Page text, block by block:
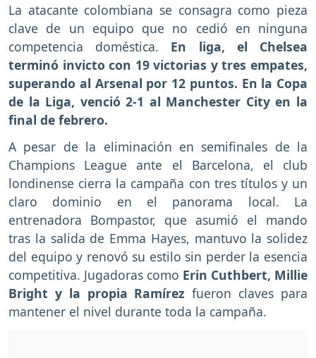
La atacante colombiana se consagra como pieza
clave de un equipo que no cedió en ninguna
competencia doméstica. En liga, el Chelsea
terminó invicto con 19 victorias y tres empates,
superando al Arsenal por 12 puntos. En la Copa
de la Liga, venció 2-1 al Manchester City en la
final de febrero.
A pesar de la eliminación en semifinales de la
Champions League ante el Barcelona, el club
londinense cierra la campaña con tres títulos y un
claro dominio en el panorama local. La
entrenadora Bompastor, que asumió el mando
tras la salida de Emma Hayes, mantuvo la solidez
del equipo y renovó su estilo sin perder la esencia
competitiva. Jugadoras como Erin Cuthbert, Millie
Bright y la propia Ramírezfueron claves para
mantener el nivel durante toda la campaña.